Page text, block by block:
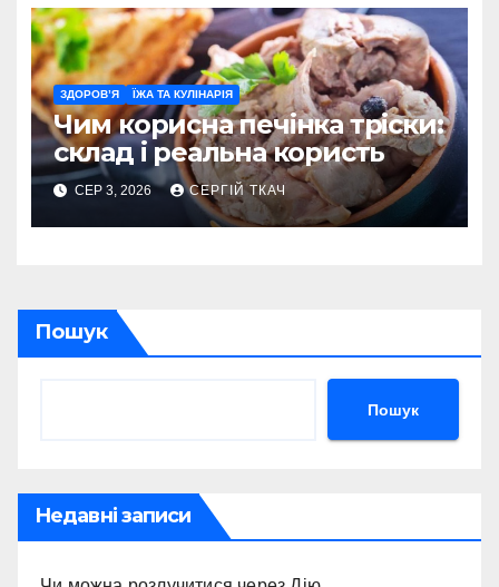
ЗДОРОВ’Я ЇЖА ТА КУЛІНАРІЯ
Чим корисна печінка тріски:
склад і реальна користь
СЕР 3, 2026 СЕРГІЙ ТКАЧ
Пошук
Пошук
Недавні записи